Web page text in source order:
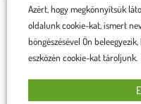
Rögtön a kosárba teszem
Azért, hogy megkönnyítsük
oldalunk cookie-kat, ismert
böngészésével Ön
eszközén cookie-kat tároljunk.